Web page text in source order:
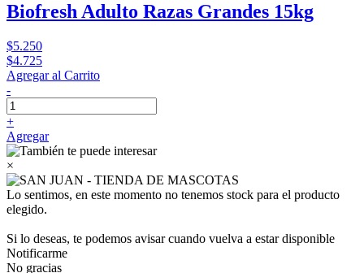
Biofresh Adulto Razas Grandes 15kg
$5.250
$4.725
Agregar al Carrito
-
+
Agregar
×
Lo sentimos, en este momento no tenemos stock para el producto
elegido.
Si lo deseas, te podemos avisar cuando vuelva a estar disponible
Notificarme
No gracias